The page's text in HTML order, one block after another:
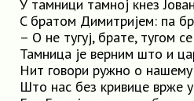
У тамници тамној кнез
C братом Димитријем: па
– О не тугуј, брате, тугом
Тамница је верним што и
Нит говори ружно o нашему
Што нас без кривице врже